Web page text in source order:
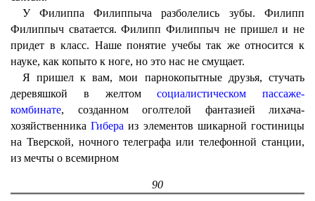
У Филиппа Филиппыча разболелись зубы. Филипп
Филиппыч сватается. Филипп Филиппыч не пришел и не
придет в класс. Наше понятие учебы так же относится к
науке, как копыто к ноге, но это нас не смущает.
Я пришел к вам, мои парнокопытные друзья, стучать
деревяшкой в желтомсоциалистическом пассаже-
комбинате, созданном оголтелой фантазией лихача-
хозяйственникаГибера из элементов шикарной гостиницы
на Тверской, ночного телеграфа или телефонной станции,
из мечты о всемирном
90